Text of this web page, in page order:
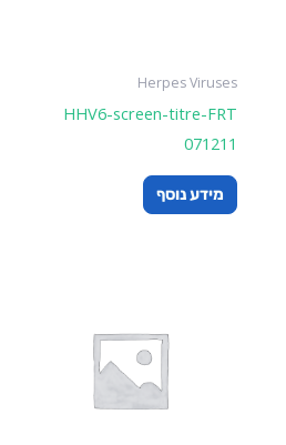
Herpes Viruses
HHV6-screen-titre-FRT
071211
מידע נוסף